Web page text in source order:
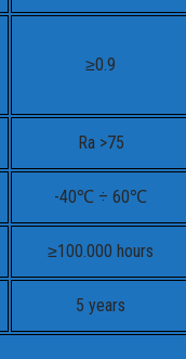
≥0.9
Ra >75
-40℃ ÷ 60℃
≥100.000 hours
5 years